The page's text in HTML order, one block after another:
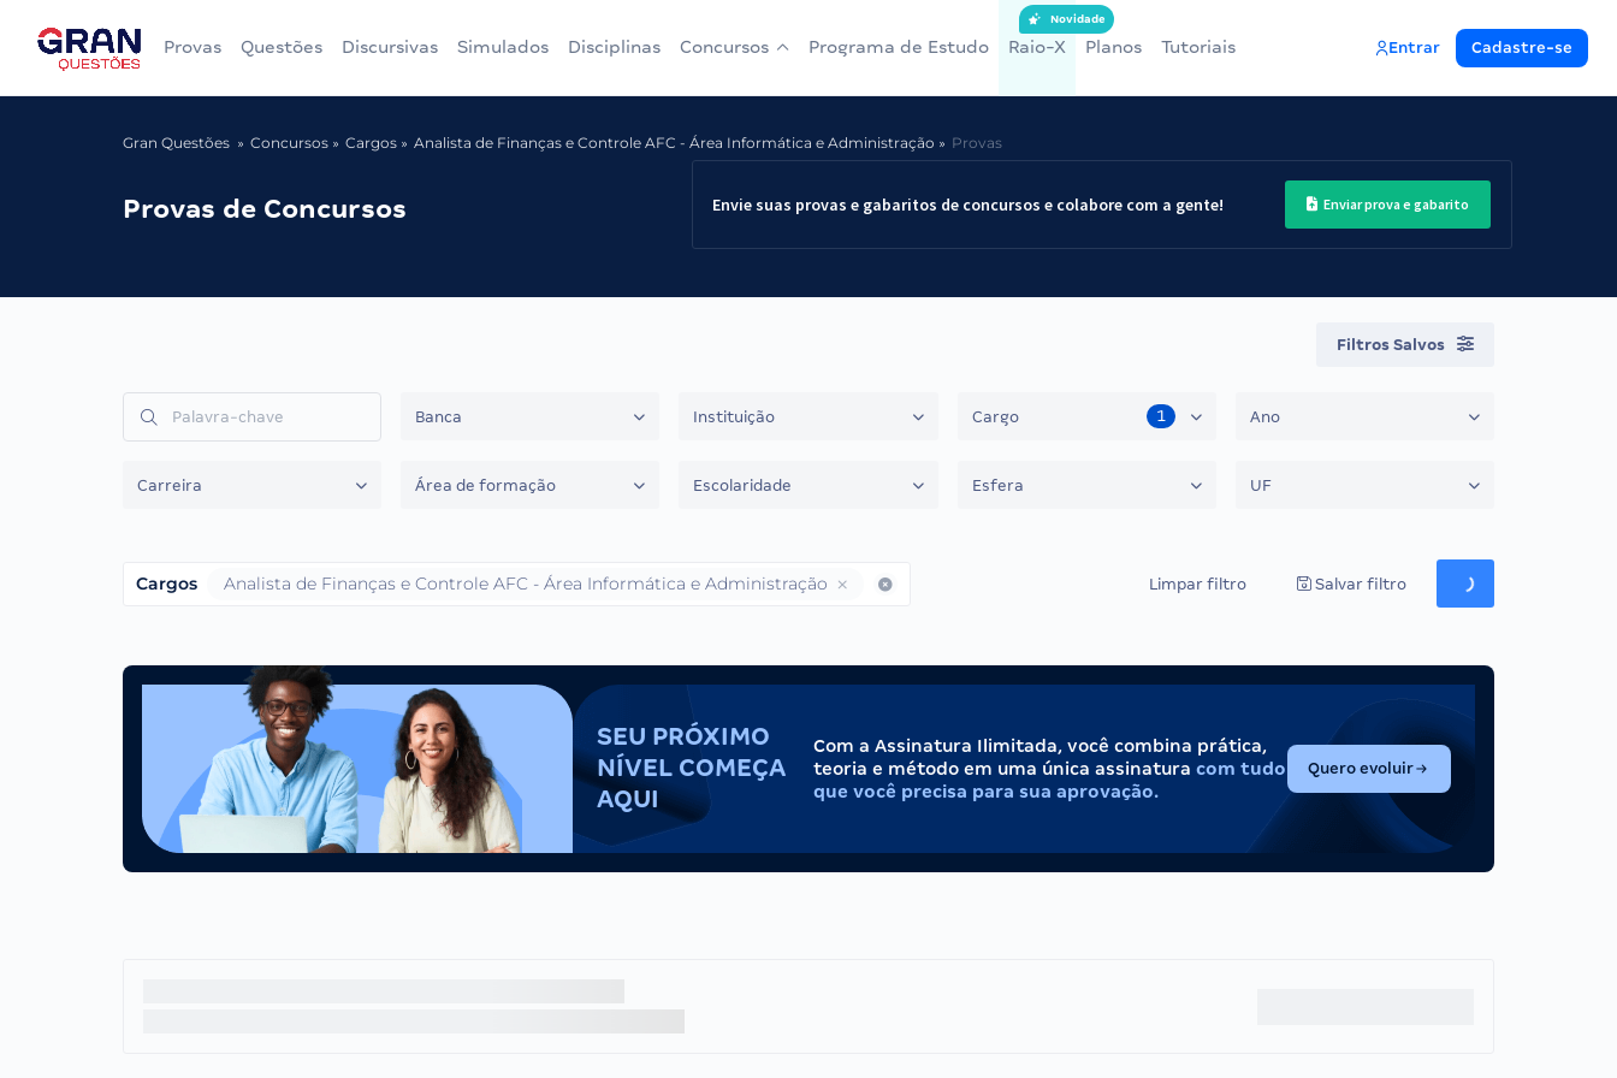
Provas Questões Discursivas Simulados Disciplinas Concursos Programa de Estudo Raio-X
Novidade
Planos Tutoriais Entrar Cadastre-se
Gran Questões Concursos Cargos Analista de Finanças e Controle AFC - Área Informática e Administração Provas
Provas de Concursos Envie suas provas e gabaritos de concursos e colabore com a gente! Enviar prova e gabarito
Filtros Salvos
Banca Instituição Cargo 1 Ano
Carreira Área de formação Escolaridade Esfera UF
Cargos Analista de Finanças e Controle AFC - Área Informática e Administração Limpar filtro Salvar filtro
SEU PRÓXIMO
NÍVEL COMEÇA
AQUI
Com a Assinatura Ilimitada, você combina prática,
teoria e método em uma única assinatura com tudo
que você precisa para sua aprovação.
Quero evoluir(abre em nova aba)